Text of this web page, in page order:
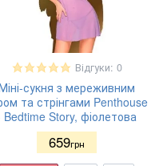
Відгуки: 0
сукня з мереживним
та стрінгами Penthouse
Bedtime Story, фіолетова
659грн